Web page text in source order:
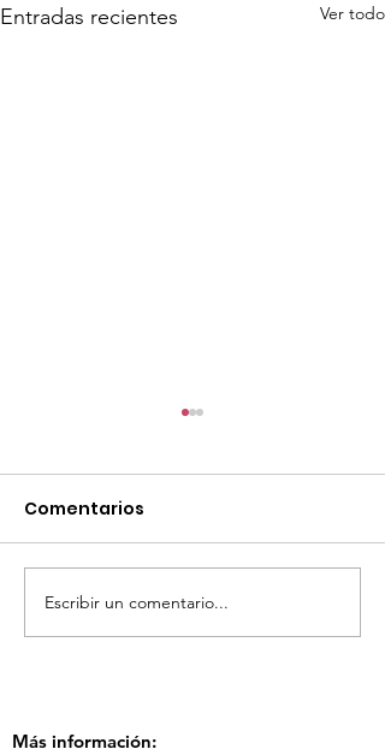
Entradas recientes Ver todo
TourTravelynByFraveo
participó en la
Comentarios
Escribir un comentario...
Más información: